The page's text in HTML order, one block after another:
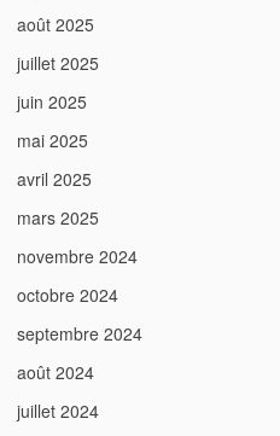
août 2025
juillet 2025
juin 2025
mai 2025
avril 2025
mars 2025
novembre 2024
octobre 2024
septembre 2024
août 2024
juillet 2024